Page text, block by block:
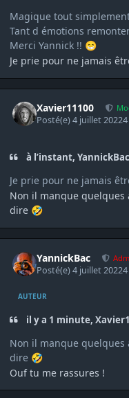
Magique tout
Tant d émotions
Merci Yannick !! 😁
Je prie pour ne jamais
Xavier11100
Posté(e)4 juillet 2022
à l’instant,
Je prie pour ne jamais
Non il manque quelques
dire 🤣
YannickBac
Posté(e)4 juillet 2022
AUTEUR
il y a 1 minute,
Non il manque quelques
dire 🤣
Ouf tu me rassures !